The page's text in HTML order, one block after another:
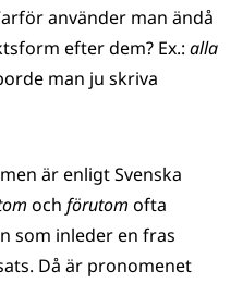
använder man ändå
efter dem? Ex.: alla
man ju skriva
är enligt Svenska
och förutom ofta
som inleder en fras
Då är pronomenet